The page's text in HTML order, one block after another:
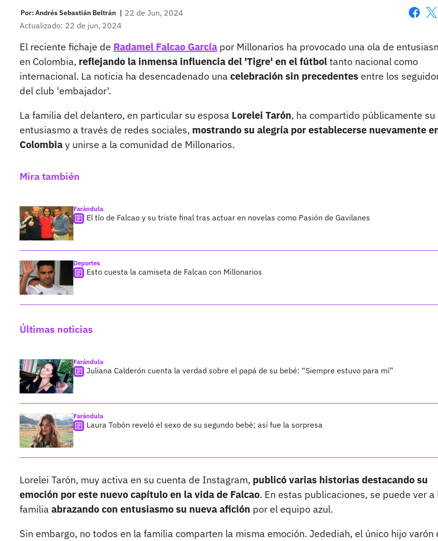
Por:Andrés Sebastián Beltrán | 22 de Jun, 2024
Actualizado: 22 de jun, 2024
El reciente fichaje de Radamel Falcao García por Millonarios ha provocado una ola de
en Colombia, reflejando la inmensa influencia del 'Tigre' en el fútboltanto nacional como
internacional. La noticia ha desencadenado una celebración sin precedentes entre los
del club 'embajador'.
La familia del delantero, en particular su esposa Lorelei Tarón, ha compartido públicamente su
entusiasmo a través de redes sociales, mostrando su alegría por establecerse nuevamente
Colombiay unirse a la comunidad de Millonarios.
Mira también
Farándula
El tío de Falcao y su triste final tras actuar en novelas como Pasión de Gavilanes
Deportes
Esto cuesta la camiseta de Falcao con Millonarios
Últimas noticias
Farándula
Juliana Calderón cuenta la verdad sobre el papá de su bebé: “Siempre estuvo para mí”
Farándula
Laura Tobón reveló el sexo de su segundo bebé; así fue la sorpresa
Lorelei Tarón, muy activa en su cuenta de Instagram, publicó varias historias destacando su
emoción por este nuevo capítulo en la vida de Falcao. En estas publicaciones, se puede ver a
familia abrazando con entusiasmo su nueva afición por el equipo azul.
Sin embargo, no todos en la familia comparten la misma emoción. Jedediah, el único hijo varón